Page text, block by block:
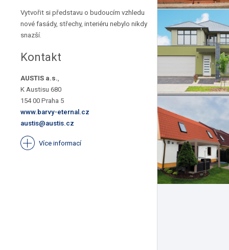
Vytvořit si představu o budoucím vzhledu
nové fasády, střechy, interiéru nebylo nikdy
snazší.
Kontakt
AUSTIS a.s.
K Austisu 680
154 00 Praha 5
www.barvy-eternal.cz
austis@austis.cz
Více informací